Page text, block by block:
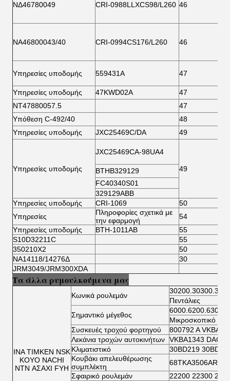
ΝΔ46780049 CRI-0988LLXCS98/L260 46
ΝΑ46800043/40 CRI-0994CS176/L260 46
Υπηρεσίες υποδομής 559431Α 47
Υπηρεσίες υποδομής 47KWD02A 47
ΝΤ47880057.5
47
Υπόθεση C-492/40
48
Υπηρεσίες υποδομής
JXC25469C/DA 49
Υπηρεσίες υποδομής
JXC25469CA-98UA4
49
BTHB329129
FC40340S01
329129ABB
Υπηρεσίες υποδομής
CRI-1069 50
Υπηρεσίες
Πληροφορίες σχετικά με
την εφαρμογή
54
Υπηρεσίες υποδομής
BTH-1011AB 55
S10D32211C
55
350210X2
50
NA14118/14276Δ
30
JRM3049/JRM300XDA
Τα άλλα ρυμουλκούμενα μας
ΙΝΑ ΤΙΜΚΕΝ NSK
KOYO NACHI
NTN ΑΣΑΧΙ FYH
Κωνικά ρουλεμάν
Πεντάλιες
Σημαντικό μέγεθος
Μικροσκοπικό
Συσκευές τροχού φορτηγού
800792 Α VKBA
Λεκάνια τροχών αυτοκινήτων VKBA1343
Κλιματιστικό
30BD219
Κουβάκι απελευθέρωσης
συμπλέκτη
68TKA3506AR
Σφαιρικό ρουλεμάν
22200 22300